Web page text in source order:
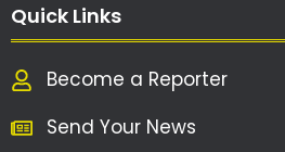
Quick Links
Become a Reporter
Send Your News